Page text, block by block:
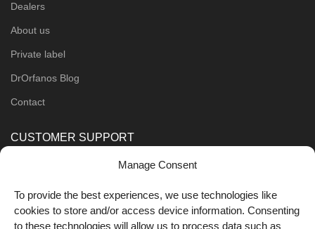
Manage Consent
To provide the best experiences, we use technologies like
cookies to store and/or access device information. Consenting
to these technologies will allow us to process data such as
Dealers
About us
Private label
DrOrfanos Blog
Contact
CUSTOMER SUPPORT
Shipping Methods
FOLLOW US